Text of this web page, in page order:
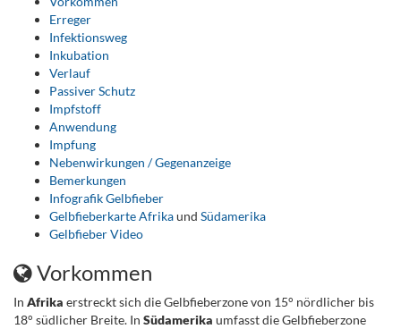
Erreger
Infektionsweg
Inkubation
Verlauf
Passiver Schutz
Impfstoff
Anwendung
Impfung
Nebenwirkungen / Gegenanzeige
Bemerkungen
Infografik Gelbfieber
Gelbfieberkarte Afrikaund Südamerika
Gelbfieber Video
Vorkommen
In Afrika erstreckt sich die Gelbfieberzone von 15° nördlicher bis
18° südlicher Breite. In Südamerika umfasst die Gelbfieberzone